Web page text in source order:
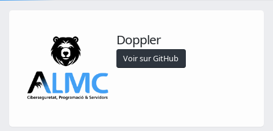
Doppler
Voir sur GitHub